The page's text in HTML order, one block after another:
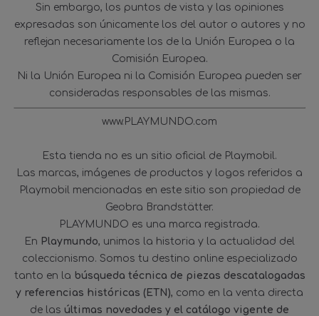
Sin embargo, los puntos de vista y las opiniones
expresadas son únicamente los del autor o autores y no
reflejan necesariamente los de la Unión Europea o la
Comisión Europea.
Ni la Unión Europea ni la Comisión Europea pueden ser
consideradas responsables de las mismas.
www.PLAYMUNDO.com
Esta tienda no es un sitio oficial de Playmobil.
Las marcas, imágenes de productos y logos referidos a
Playmobil mencionadas en este sitio son propiedad de
Geobra Brandstätter.
PLAYMUNDO es una marca registrada.
En Playmundo, unimos la historia y la actualidad del
coleccionismo. Somos tu destino online especializado
tanto en la búsqueda técnica de piezas descatalogadas
y referencias históricas (ETN), como en la venta directa
de las últimas novedades y el catálogo vigente de